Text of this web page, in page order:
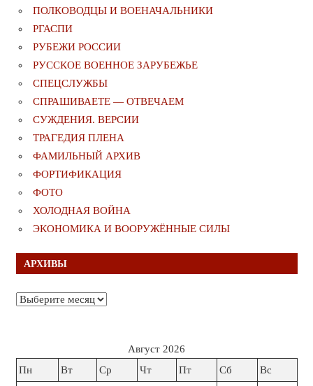
ПОЛКОВОДЦЫ И ВОЕНАЧАЛЬНИКИ
РГАСПИ
РУБЕЖИ РОССИИ
РУССКОЕ ВОЕННОЕ ЗАРУБЕЖЬЕ
СПЕЦСЛУЖБЫ
СПРАШИВАЕТЕ — ОТВЕЧАЕМ
СУЖДЕНИЯ. ВЕРСИИ
ТРАГЕДИЯ ПЛЕНА
ФАМИЛЬНЫЙ АРХИВ
ФОРТИФИКАЦИЯ
ФОТО
ХОЛОДНАЯ ВОЙНА
ЭКОНОМИКА И ВООРУЖЁННЫЕ СИЛЫ
АРХИВЫ
Архивы
Август 2026
Пн
Вт Ср Чт Пт Сб Вс